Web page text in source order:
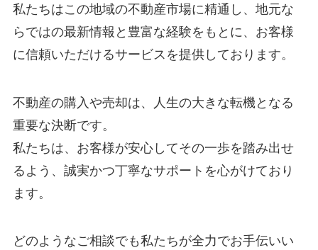
私たちはこの地域の不動産市場に精通し、地元な
らではの最新情報と豊富な経験をもとに、お客様
に信頼いただけるサービスを提供しております。
不動産の購入や売却は、人生の大きな転機となる
重要な決断です。
私たちは、お客様が安心してその一歩を踏み出せ
るよう、誠実かつ丁寧なサポートを心がけており
ます。
どのようなご相談でも私たちが全力でお手伝いい